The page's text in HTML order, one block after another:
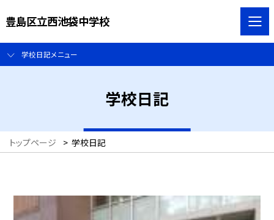
豊島区立西池袋中学校
学校日記メニュー
学校日記
トップページ > 学校日記